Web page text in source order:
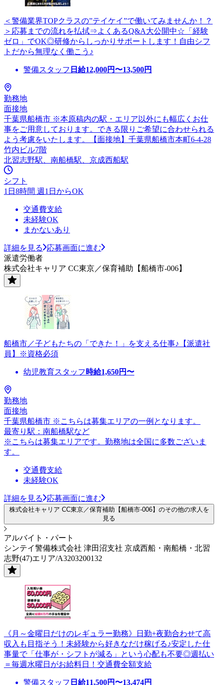
＜警備業界TOPクラスの”テイケイ”で働いてみませんか！？
＞応募までの流れを払拭⇒よくあるQ&A大公開中☆「経験
ゼロ」でOK◎研修からしっかりサポートします！自由シフ
トだから無理なく働こう♪
警備スタッフ 日給12,000円〜13,500円
勤務地
面接地
千葉県船橋市 ※本原稿内の駅・エリア以外にも幅広くお仕
事をご用意しております。できる限りご希望に合わせられる
よう考慮をいたします。【面接地】千葉県船橋市本町6-4-28
竹内ビル7階
北習志野駅、南船橋駅、京成西船駅
シフト
1日8時間 週1日からOK
交通費支給
未経験OK
まかないあり
詳細を見る
応募画面に進む
派遣労働者
株式会社キャリア CC東京／保育補助【船橋市-006】
船橋市／子どもたちの「できた！」を支える仕事♪【派遣社
員】※資格必須
幼児教育スタッフ 時給1,650円〜
勤務地
面接地
千葉県船橋市 ※こちらは募集エリアの一例となります。
最寄り駅：南船橋駅など
※こちらは募集エリアです。勤務地は全国に多数ございま
す。
交通費支給
未経験OK
詳細を見る 応募画面に進む
株式会社キャリア CC東京／保育補助【船橋市-006】のその他の求人を
見る
アルバイト・パート
シンテイ警備株式会社 津田沼支社 京成西船・南船橋・北習
志野(47)エリア/A3203200132
《月～金曜日だけのレギュラー勤務》日勤+夜勤合わせて高
収入も目指そう！未経験から好きなだけ稼げる♪安定した仕
事量で「仕事が・シフトが減る」という心配も不要◎週払い
＝毎週水曜日がお給料日！交通費全額支給
警備スタッフ 日給11,500円〜13,474円